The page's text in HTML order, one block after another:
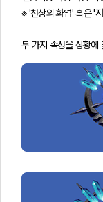
※ '천상의 화염' 혹은 '
두 가지 속성을 상황에